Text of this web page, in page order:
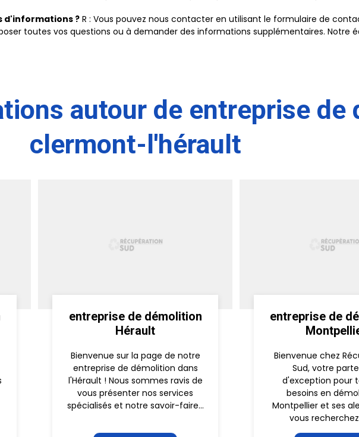
d'informations ? R : Vous pouvez nous contacter en utilisant le formulaire de
toutes vos questions ou à demander des informations supplémentaires. Notre
autour de entreprise de
clermont-l'hérault
entreprise de démolition
Hérault
Bienvenue sur la page de notre
entreprise de démolition dans
l'Hérault ! Nous sommes ravis de
vous présenter nos services
spécialisés et notre savoir-faire...
entreprise de
Bienvenue chez
Sud, votre
d'exception pour
besoins en
Montpellier et ses
vous